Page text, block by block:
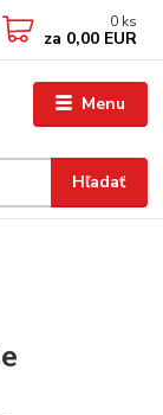
Menu
Hľadať
0 ks
za 0,00 EUR